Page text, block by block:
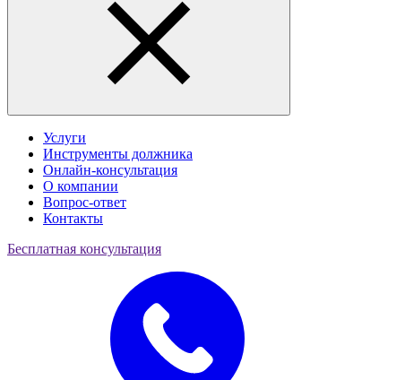
Услуги
Инструменты должника
Онлайн-консультация
О компании
Вопрос-ответ
Контакты
Бесплатная консультация